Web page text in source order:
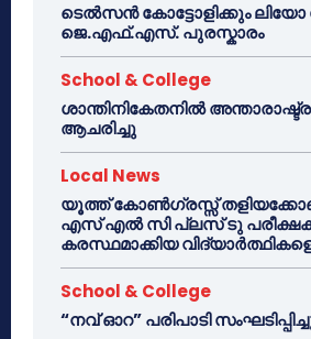
ടെൽസൻ കോട്ടോളിക്കും ലിയോ
ജെ.എഫ്.എസ്. പുരസ്കാരം
School & College
ശാന്തിനികേതനിൽ
ആചരിച്ചു
Local News
യൂത്ത് കോൺഗ്രസ്സ്
എസ് എൽ സി പ്ലസ് ടു
കരസ്ഥമാക്കിയ
School & College
“നവ് ഓറ” പരിപാടി